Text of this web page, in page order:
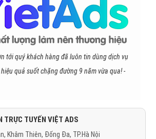
tới quý khách hàng đã luôn tin dùng dịch vụ
quả suốt chặng đường 9 năm vừa qua! -
TRỰC TUYẾN VIỆT ADS
Khâm Thiên, Đống Đa, TP.Hà Nội